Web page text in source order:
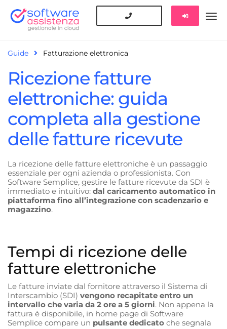
Guide Fatturazione elettronica
Ricezione fatture
elettroniche: guida
completa alla gestione
delle fatture ricevute
La ricezione delle fatture elettroniche è un passaggio
essenziale per ogni azienda o professionista. Con
Software Semplice, gestire le fatture ricevute da SDI è
immediato e intuitivo: dal caricamento automatico in
piattaforma fino all’integrazione con scadenzario e
magazzino.
Tempi di ricezione delle
fatture elettroniche
Le fatture inviate dal fornitore attraverso il Sistema di
Interscambio (SDI) vengono recapitate entro un
intervallo che varia da 2 ore a 5 giorni. Non appena la
fattura è disponibile, in home page di Software
Semplice compare un pulsante dedicato che segnala